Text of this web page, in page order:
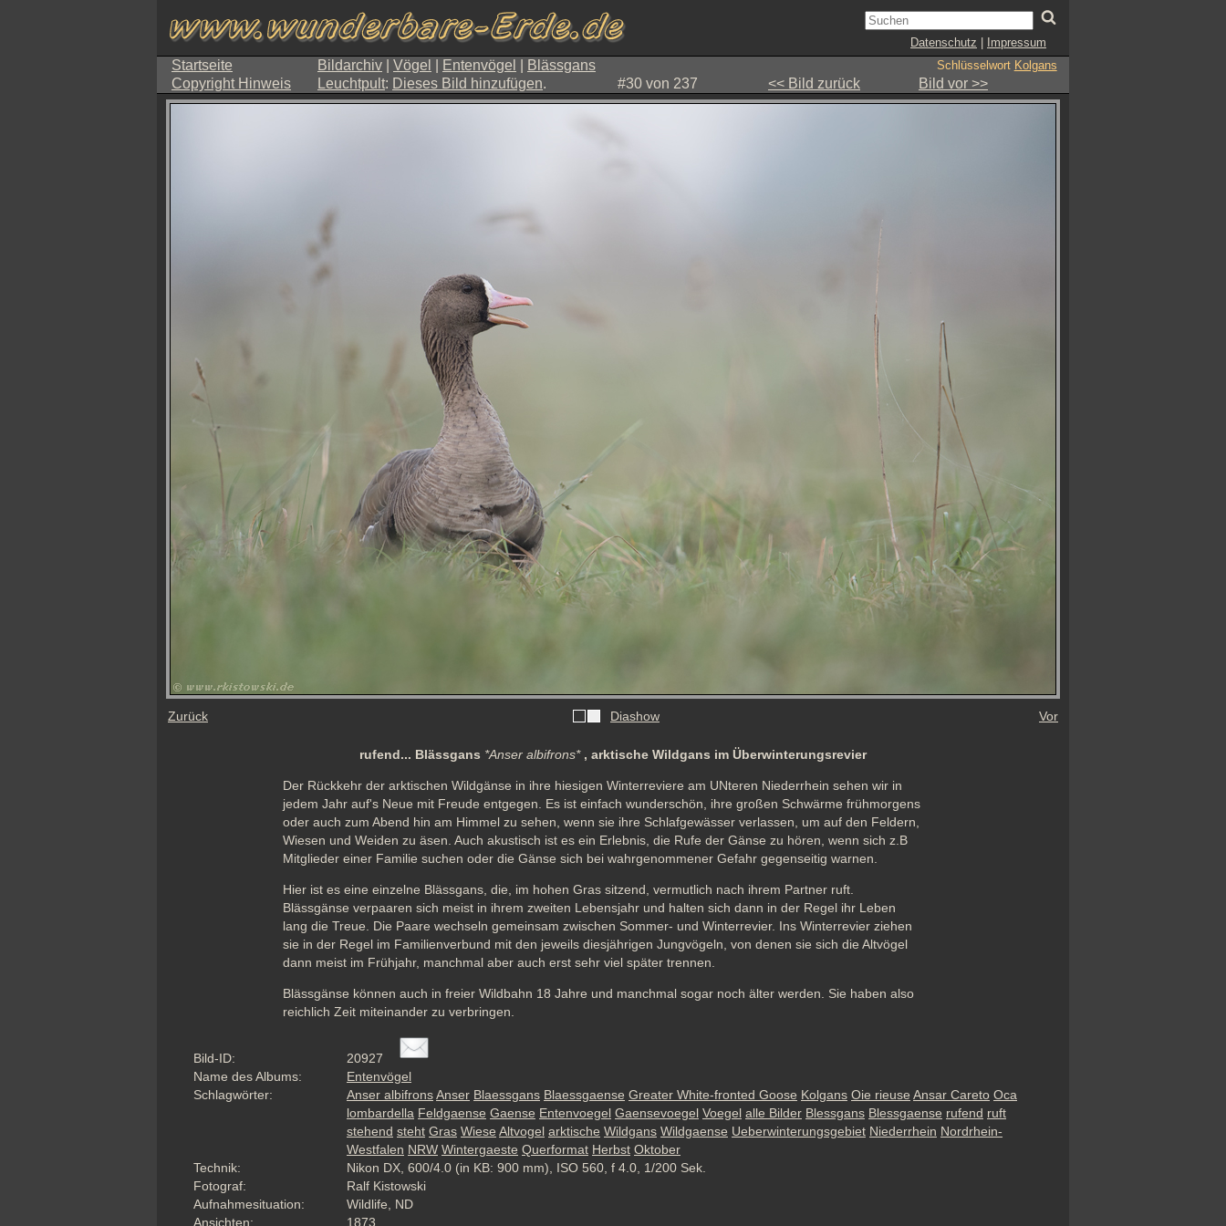
Datenschutz Impressum
Startseite Bildarchiv Vögel Entenvögel Blässgans Schlüsselwort Kolgans
Copyright Hinweis Leuchtpult: Dieses Bild hinzufügen. #30 von 237 << Bild zurück Bild vor >>
Zurück Diashow Vor
rufend... Blässgans *Anser albifrons*, arktische Wildgans im Überwinterungsrevier
Der Rückkehr der arktischen Wildgänse in ihre hiesigen Winterreviere am UNteren Niederrhein sehen wir in
jedem Jahr auf's Neue mit Freude entgegen. Es ist einfach wunderschön, ihre großen Schwärme frühmorgens
oder auch zum Abend hin am Himmel zu sehen, wenn sie ihre Schlafgewässer verlassen, um auf den Feldern,
Wiesen und Weiden zu äsen. Auch akustisch ist es ein Erlebnis, die Rufe der Gänse zu hören, wenn sich z.B
Mitglieder einer Familie suchen oder die Gänse sich bei wahrgenommener Gefahr gegenseitig warnen.
Hier ist es eine einzelne Blässgans, die, im hohen Gras sitzend, vermutlich nach ihrem Partner ruft.
Blässgänse verpaaren sich meist in ihrem zweiten Lebensjahr und halten sich dann in der Regel ihr Leben
lang die Treue. Die Paare wechseln gemeinsam zwischen Sommer- und Winterrevier. Ins Winterrevier ziehen
sie in der Regel im Familienverbund mit den jeweils diesjährigen Jungvögeln, von denen sie sich die Altvögel
dann meist im Frühjahr, manchmal aber auch erst sehr viel später trennen.
Blässgänse können auch in freier Wildbahn 18 Jahre und manchmal sogar noch älter werden. Sie haben also
reichlich Zeit miteinander zu verbringen.
Bild-ID:
20927
Name des Albums:
Entenvögel
Schlagwörter:
Anser albifronsAnser Blaessgans Blaessgaense Greater White-fronted Goose Kolgans Oie rieuse Ansar Careto Oca
lombardella Feldgaense Gaense Entenvoegel Gaensevoegel Voegel alle Bilder Blessgans Blessgaense rufend ruft
stehend steht Gras Wiese Altvogel arktische Wildgans Wildgaense Ueberwinterungsgebiet Niederrhein Nordrhein-
Westfalen NRW Wintergaeste Querformat Herbst Oktober
Technik:
Nikon DX, 600/4.0 (in KB: 900 mm), ISO 560, f 4.0, 1/200 Sek.
Fotograf:
Ralf Kistowski
Aufnahmesituation:
Wildlife, ND
Ansichten:
1873